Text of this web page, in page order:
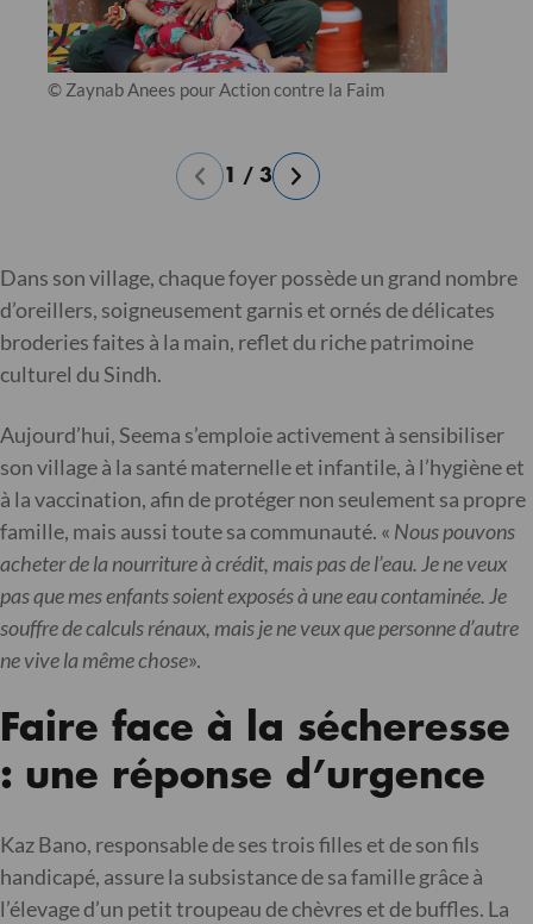
© Zaynab Anees pour Action contre la Faim
1 / 3
Dans son village, chaque foyer possède un grand nombre
d’oreillers, soigneusement garnis et ornés de délicates
broderies faites à la main, reflet du riche patrimoine
culturel du Sindh.
Aujourd’hui, Seema s’emploie activement à sensibiliser
son village à la santé maternelle et infantile, à l’hygiène et
à la vaccination, afin de protéger non seulement sa propre
famille, mais aussi toute sa communauté. « Nous pouvons
acheter de la nourriture à crédit, mais pas de l’eau. Je ne veux
pas que mes enfants soient exposés à une eau contaminée. Je
souffre de calculs rénaux, mais je ne veux que personne d’autre
ne vive la même chose».
Faire face à la sécheresse
: une réponse d’urgence
Kaz Bano, responsable de ses trois filles et de son fils
handicapé, assure la subsistance de sa famille grâce à
l’élevage d’un petit troupeau de chèvres et de buffles. La